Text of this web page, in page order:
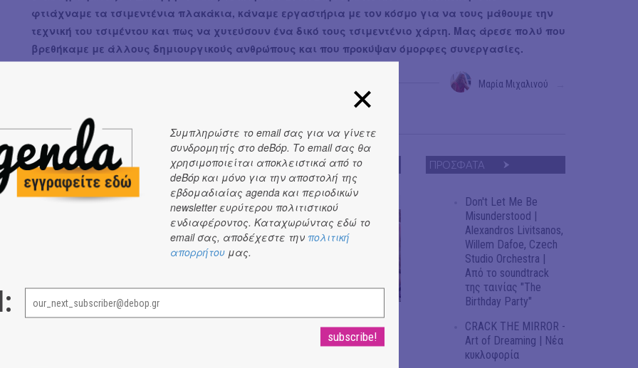
φτιάχναμε τα τσιμεντένια πλακάκια, κάναμε εργαστήρια με τον κόσμο για να τους μάθουμε την
τεχνική του τσιμέντου και πως να χυτεύσουν ένα δικό τους τσιμεντένιο χάρτη. Μας άρεσε πολύ που
βρεθήκαμε με άλλους δημιουργικούς ανθρώπους και που προκύψαν όμορφες συνεργασίες.
Μαρία Μιχαλινού
THE ATHENIANS
THE ATHENIANS
Covid-19, οι Αθηναίοι
# THE ATHENIANS
Από το σχολείο στην
ΠΡΟΣΦΑΤΑ
Don't Let Me Be
Misunderstood |
Alexandros Livitsanos,
Willem Dafoe, Czech
Studio Orchestra |
Από το soundtrack
της ταινίας "The
Birthday Party"
CRACK THE MIRROR -
Art of Dreaming | Νέα
κυκλοφορία
Συμπληρώστε το email σας για να γίνετε
συνδρομητής στο deBόp. Το email σας θα
χρησιμοποιείται αποκλειστικά από το
deBόp και μόνο για την αποστολή της
εβδομαδιαίας agenda και περιοδικών
newsletter ευρύτερου πολιτιστικού
ενδιαφέροντος. Καταχωρώντας εδώ το
email σας, αποδέχεστε την πολιτική
απορρήτου μας.